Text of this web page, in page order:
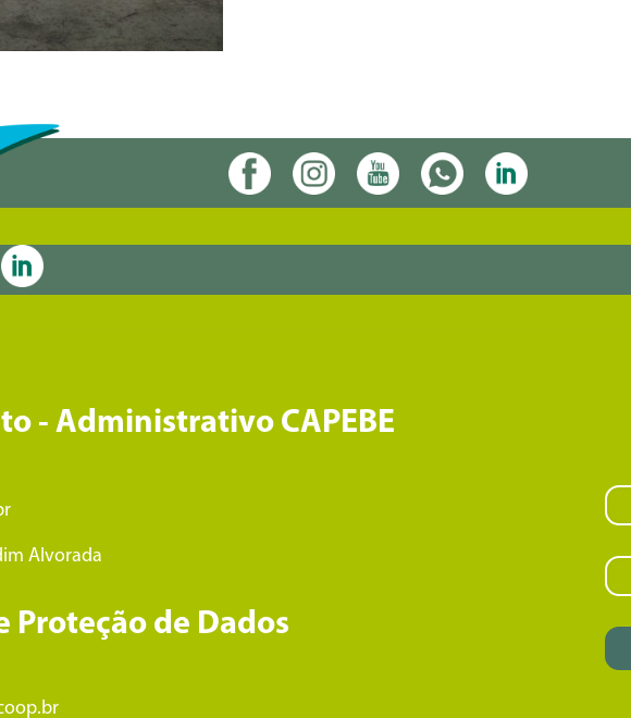
- Administrativo CAPEBE
Alvorada
Proteção de Dados